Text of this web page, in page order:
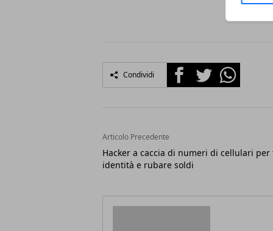
Condividi FacebookTwitterWhatsapp
Articolo Precedente
Hacker a caccia di numeri di cellulari
identità e rubare soldi